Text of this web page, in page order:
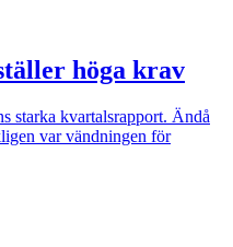
höga krav
starka kvartalsrapport. Ändå
var vändningen för